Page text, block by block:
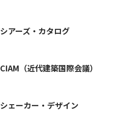
シアーズ・カタログ
CIAM（近代建築国際会議）
シェーカー・デザイン